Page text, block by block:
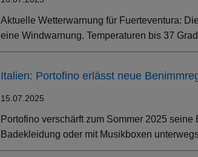
Aktuelle Wetterwarnung für Fuerteventura:
eine Windwarnung. Temperaturen bis 37
Italien: Portofino erlässt neue
15.07.2025
Portofino verschärft zum Sommer 2025
Badekleidung oder mit Musikboxen